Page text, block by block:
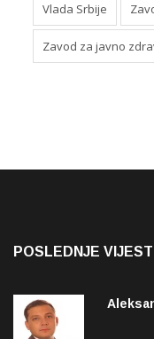
Vlada Srbije
Zavod za javno
POSLEDNJE VIJESTI